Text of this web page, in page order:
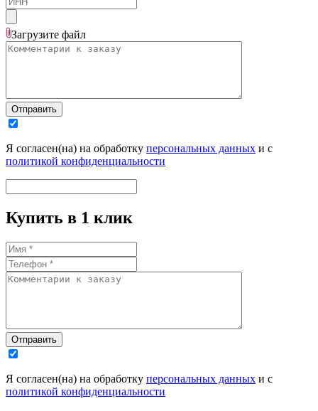
Загрузите файл
Отправить
Я согласен(на) на обработку персональных данных и с
политикой конфиденциальности
Купить в 1 клик
Отправить
Я согласен(на) на обработку персональных данных и с
политикой конфиденциальности